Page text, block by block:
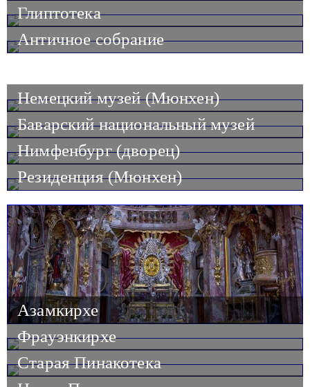
Глиптотека
Античное собрание
Немецкий музей (Мюнхен)
Баварский национальный музей
Нимфенбург (дворец)
Резиденция (Мюнхен)
Азамкирхе
Фрауэнкирхе
Старая Пинакотека